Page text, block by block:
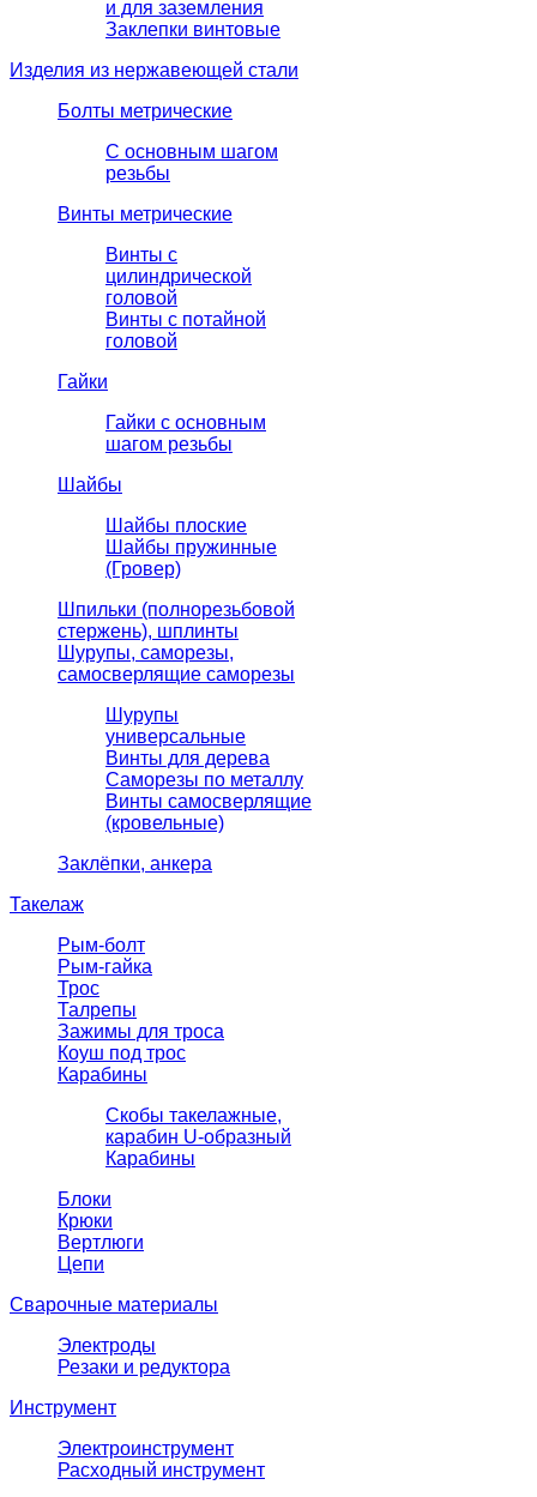
и для заземления
Заклепки винтовые
Изделия из нержавеющей стали
Болты метрические
С основным шагом
резьбы
Винты метрические
Винты с
цилиндрической
головой
Винты с потайной
головой
Гайки
Гайки с основным
шагом резьбы
Шайбы
Шайбы плоские
Шайбы пружинные
(Гровер)
Шпильки (полнорезьбовой
стержень), шплинты
Шурупы, саморезы,
самосверлящие саморезы
Шурупы
универсальные
Винты для дерева
Саморезы по металлу
Винты самосверлящие
(кровельные)
Заклёпки, анкера
Такелаж
Рым-болт
Рым-гайка
Трос
Талрепы
Зажимы для троса
Коуш под трос
Карабины
Скобы такелажные,
карабин U-образный
Карабины
Блоки
Крюки
Вертлюги
Цепи
Сварочные материалы
Электроды
Резаки и редуктора
Инструмент
Электроинструмент
Расходный инструмент